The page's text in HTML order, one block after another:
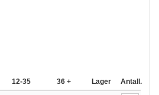
12-35 36 + Lager Antall.